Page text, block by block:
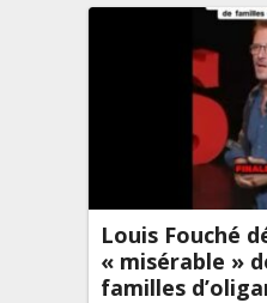
Louis Fouché
« misérable »
familles